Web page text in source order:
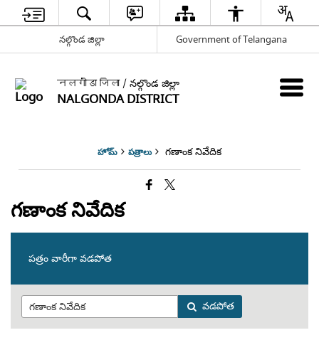
నల్గొండ జిల్లా Government of Telangana
नलगोंडा जिला / నల్గొండ జిల్లా
NALGONDA DISTRICT
హోమ్ పత్రాలు గణాంక నివేదిక
గణాంక నివేదిక
పత్రం వారీగా వడపోత
వడపోత